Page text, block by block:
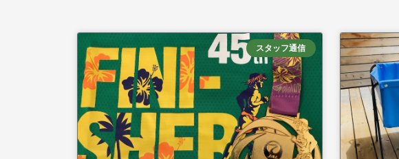
スタッフ通信